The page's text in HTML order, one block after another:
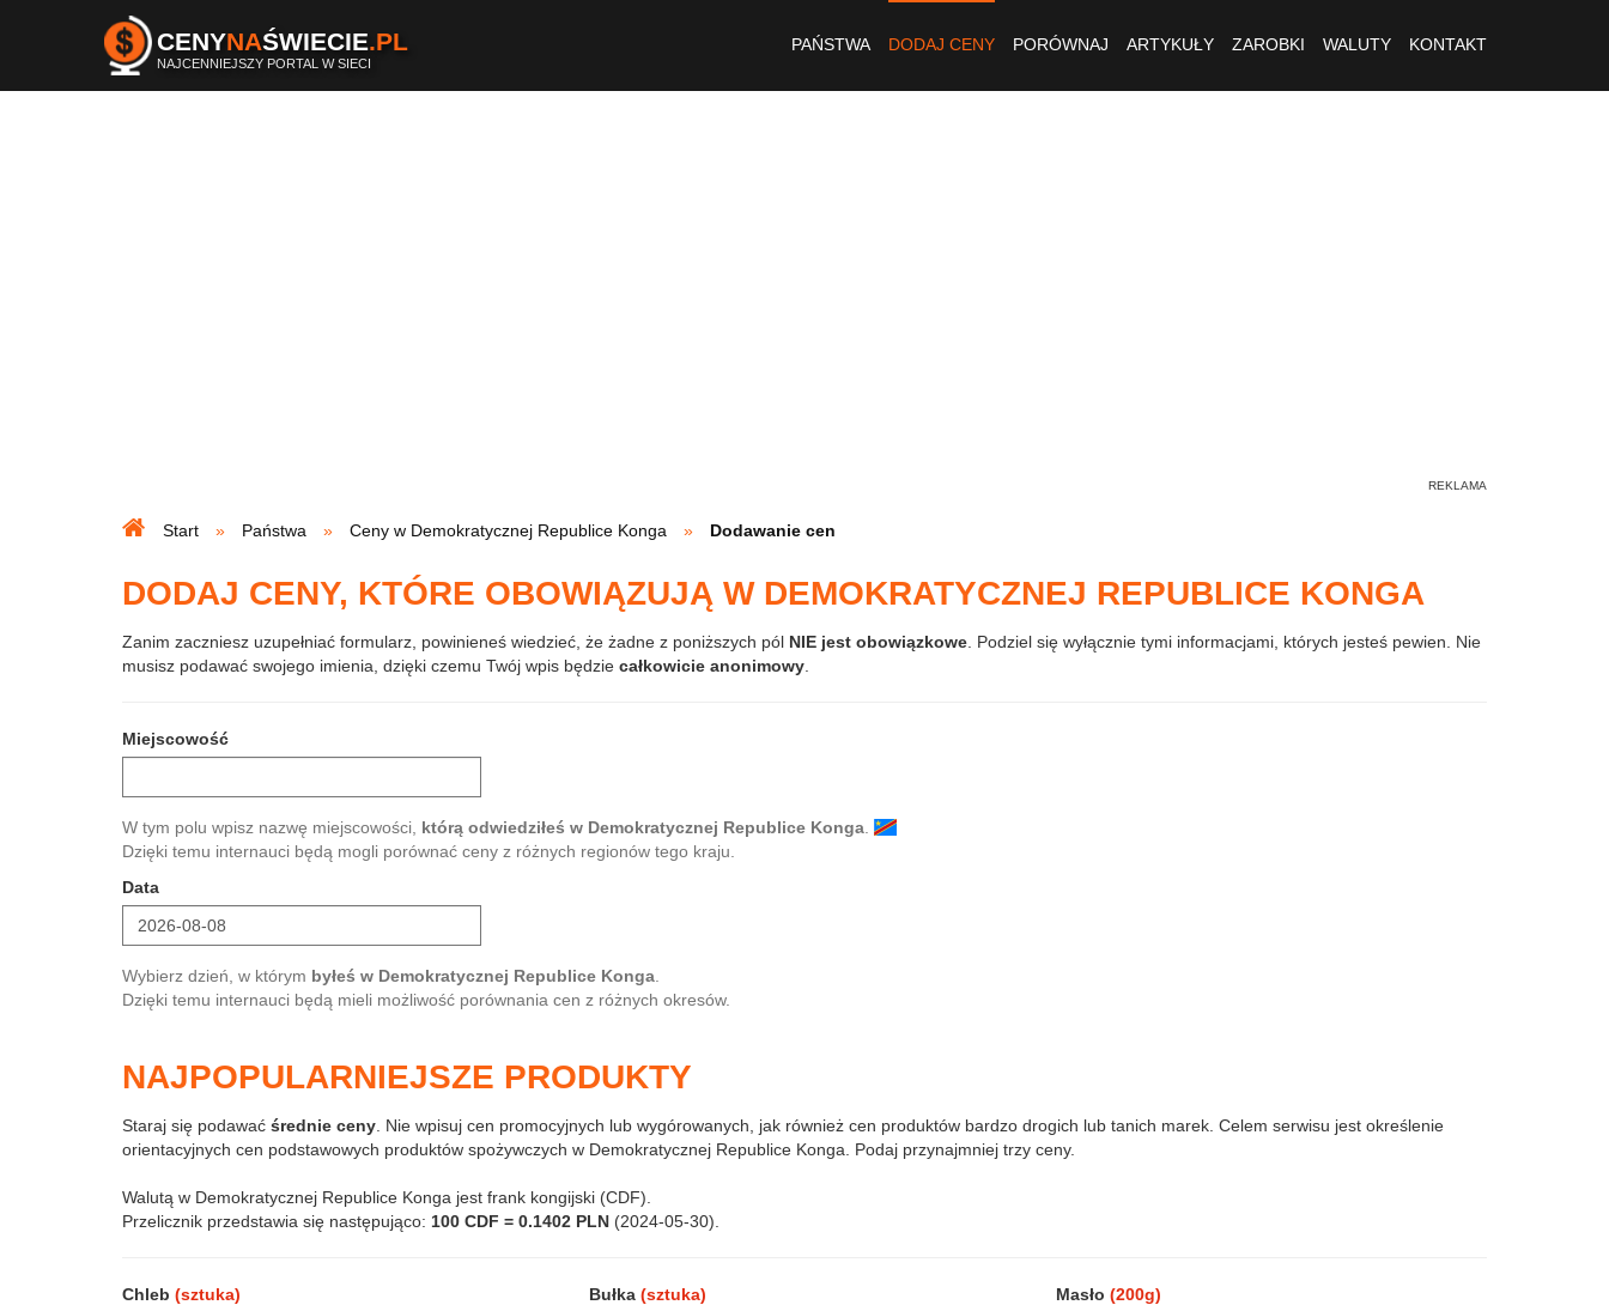
CENYNAŚWIECIE.PL
NAJCENNIEJSZY PORTAL W SIECI
PAŃSTWA DODAJ CENY PORÓWNAJ ARTYKUŁY ZAROBKI WALUTY KONTAKT
Start Państwa Ceny w Demokratycznej Republice Konga Dodawanie cen
DODAJ CENY, KTÓRE OBOWIĄZUJĄ W DEMOKRATYCZNEJ REPUBLICE KONGA
Zanim zaczniesz uzupełniać formularz, powinieneś wiedzieć, że żadne z poniższych pól NIE jest obowiązkowe . Podziel się wyłącznie tymi informacjami, których jesteś pewien. Nie
musisz podawać swojego imienia, dzięki czemu Twój wpis będzie całkowicie anonimowy
Miejscowość
W tym polu wpisz nazwę miejscowości, którą odwiedziłeś w Demokratycznej Republice Konga
Dzięki temu internauci będą mogli porównać ceny z różnych regionów tego kraju.
Data
Wybierz dzień, w którym byłeś w Demokratycznej Republice Konga
Dzięki temu internauci będą mieli możliwość porównania cen z różnych okresów.
NAJPOPULARNIEJSZE PRODUKTY
Staraj się podawać średnie ceny . Nie wpisuj cen promocyjnych lub wygórowanych, jak również cen produktów bardzo drogich lub tanich marek. Celem serwisu jest określenie
orientacyjnych cen podstawowych produktów spożywczych w Demokratycznej Republice Konga. Podaj przynajmniej trzy ceny.
Walutą w Demokratycznej Republice Konga jest frank kongijski (CDF).
Przelicznik przedstawia się następująco: 100 CDF = 0.1402 PLN (2024-05-30).
Chleb (sztuka)
Bułka (sztuka)
Masło (200g)